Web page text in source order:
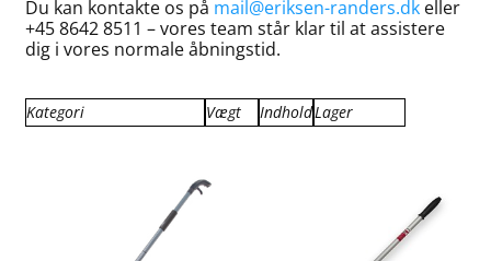
Du kan kontakte os på mail@eriksen-randers.dk eller
+45 8642 8511 – vores team står klar til at assistere
dig i vores normale åbningstid.
Kategori
Vægt
IndholdLager